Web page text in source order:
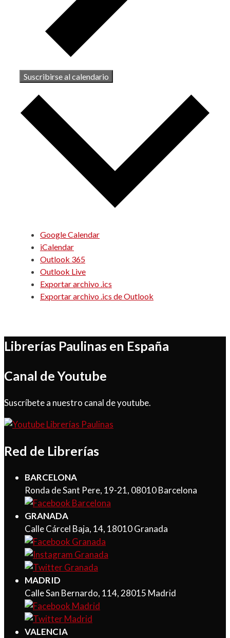
Suscribirse al calendario
Google Calendar
iCalendar
Outlook 365
Outlook Live
Exportar archivo .ics
Exportar archivo .ics de Outlook
Librerías Paulinas en España
Canal de Youtube
Suscríbete a nuestro canal de youtube.
Red de Librerías
BARCELONA
Ronda de Sant Pere, 19-21, 08010 Barcelona
GRANADA
Calle Cárcel Baja, 14, 18010 Granada
MADRID
Calle San Bernardo, 114, 28015 Madrid
VALENCIA